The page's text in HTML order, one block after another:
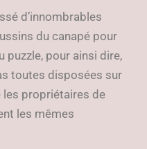
d’innombrables
du canapé pour
puzzle, pour ainsi dire,
toutes disposées sur
les propriétaires de
les mêmes